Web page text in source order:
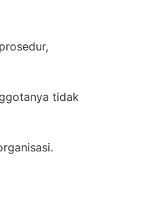
tidak